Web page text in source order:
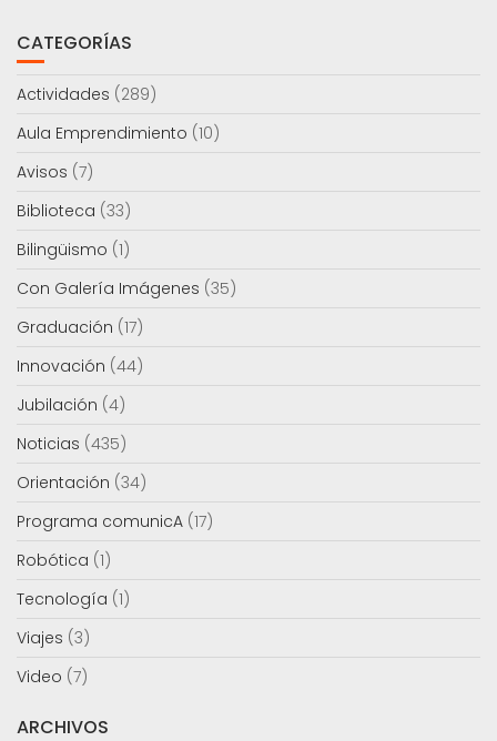
CATEGORÍAS
Actividades (289)
Aula Emprendimiento (10)
Avisos (7)
Biblioteca (33)
Bilingüismo (1)
Con Galería Imágenes (35)
Graduación (17)
Innovación (44)
Jubilación (4)
Noticias (435)
Orientación (34)
Programa comunicA (17)
Robótica (1)
Tecnología (1)
Viajes (3)
Video (7)
ARCHIVOS